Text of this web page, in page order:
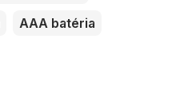
AAA batéria